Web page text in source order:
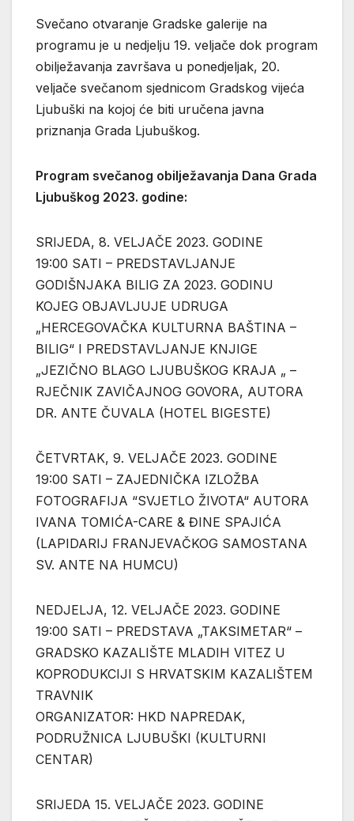
Svečano otvaranje Gradske galerije na
programu je u nedjelju 19. veljače dok program
obilježavanja završava u ponedjeljak, 20.
veljače svečanom sjednicom Gradskog vijeća
Ljubuški na kojoj će biti uručena javna
priznanja Grada Ljubuškog.
Program svečanog obilježavanja Dana Grada
Ljubuškog 2023. godine:
SRIJEDA, 8. VELJAČE 2023. GODINE
19:00 SATI – PREDSTAVLJANJE
GODIŠNJAKA BILIG ZA 2023. GODINU
KOJEG OBJAVLJUJE UDRUGA
„HERCEGOVAČKA KULTURNA BAŠTINA –
BILIG“ I PREDSTAVLJANJE KNJIGE
„JEZIČNO BLAGO LJUBUŠKOG KRAJA „ –
RJEČNIK ZAVIČAJNOG GOVORA, AUTORA
DR. ANTE ČUVALA (HOTEL BIGESTE)
ČETVRTAK, 9. VELJAČE 2023. GODINE
19:00 SATI – ZAJEDNIČKA IZLOŽBA
FOTOGRAFIJA “SVJETLO ŽIVOTA“ AUTORA
IVANA TOMIĆA-CARE & ĐINE SPAJIĆA
(LAPIDARIJ FRANJEVAČKOG SAMOSTANA
SV. ANTE NA HUMCU)
NEDJELJA, 12. VELJAČE 2023. GODINE
19:00 SATI – PREDSTAVA „TAKSIMETAR“ –
GRADSKO KAZALIŠTE MLADIH VITEZ U
KOPRODUKCIJI S HRVATSKIM KAZALIŠTEM
TRAVNIK
ORGANIZATOR: HKD NAPREDAK,
PODRUŽNICA LJUBUŠKI (KULTURNI
CENTAR)
SRIJEDA 15. VELJAČE 2023. GODINE